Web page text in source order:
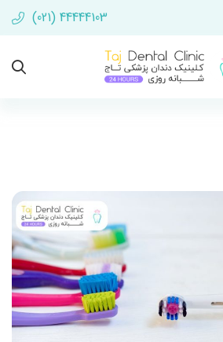
(021) 44444103